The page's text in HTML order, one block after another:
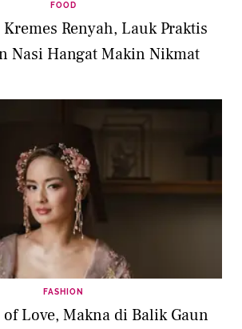
FOOD
Kremes Renyah, Lauk Praktis
Nasi Hangat Makin Nikmat
FASHION
Love, Makna di Balik Gaun